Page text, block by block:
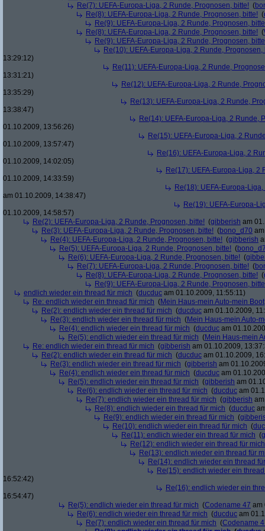
Re(7): UEFA-Europa-Liga, 2 Runde, Prognosen, bitte! (
Re(8): UEFA-Europa-Liga, 2 Runde, Prognosen, bitte! (
Re(9): UEFA-Europa-Liga, 2 Runde, Prognosen,
Re(8): UEFA-Europa-Liga, 2 Runde, Prognosen, bitte! (
Re(9): UEFA-Europa-Liga, 2 Runde, Prognosen,
Re(10): UEFA-Europa-Liga, 2 Runde, Prognosen,
13:29:12)
Re(11): UEFA-Europa-Liga, 2 Runde,
13:31:21)
Re(12): UEFA-Europa-Liga, 2 Runde,
13:35:29)
Re(13): UEFA-Europa-Liga, 2 Runde,
13:38:47)
Re(14): UEFA-Europa-Liga, 2 Runde,
01.10.2009, 13:56:26)
Re(15): UEFA-Europa-Liga, 2
01.10.2009, 13:57:47)
Re(16): UEFA-Europa-Liga, 2
01.10.2009, 14:02:05)
Re(17): UEFA-Europa-Liga, 2
01.10.2009, 14:33:59)
Re(18): UEFA-Europa-
am 01.10.2009, 14:38:47)
Re(19): UEFA-Europa-
01.10.2009, 14:58:57)
Re(2): UEFA-Europa-Liga, 2 Runde, Prognosen, bitte! (gibberish am
Re(3): UEFA-Europa-Liga, 2 Runde, Prognosen, bitte! (bono_d70
Re(4): UEFA-Europa-Liga, 2 Runde, Prognosen, bitte! (gibberish
Re(5): UEFA-Europa-Liga, 2 Runde, Prognosen, bitte! (
Re(6): UEFA-Europa-Liga, 2 Runde, Prognosen, bitte! (
Re(7): UEFA-Europa-Liga, 2 Runde, Prognosen, bitte! (
Re(8): UEFA-Europa-Liga, 2 Runde, Prognosen, bitte! (
Re(9): UEFA-Europa-Liga, 2 Runde, Prognosen,
endlich wieder ein thread für mich (ducduc am 01.10.2009, 11:55:11)
Re: endlich wieder ein thread für mich (Mein Haus-mein Auto-mein Boot
Re(2): endlich wieder ein thread für mich (ducduc am 01.10.2009,
Re(3): endlich wieder ein thread für mich (Mein Haus-mein Auto-
Re(4): endlich wieder ein thread für mich (ducduc am
Re(5): endlich wieder ein thread für mich (Mein Haus-mein
Re: endlich wieder ein thread für mich (gibberish am 01.10.2009,
Re(2): endlich wieder ein thread für mich (ducduc am 01.10.2009,
Re(3): endlich wieder ein thread für mich (gibberish am
Re(4): endlich wieder ein thread für mich (ducduc am
Re(5): endlich wieder ein thread für mich (gibberish am
Re(6): endlich wieder ein thread für mich (ducduc am
Re(7): endlich wieder ein thread für mich (gibberish
Re(8): endlich wieder ein thread für mich (ducduc
Re(9): endlich wieder ein thread für mich (
Re(10): endlich wieder ein thread für mich (
Re(11): endlich wieder ein thread für mich (
Re(12): endlich wieder ein thread für mich
Re(13): endlich wieder ein thread für
Re(14): endlich wieder ein thread
Re(15): endlich wieder ein
16:52:42)
Re(16): endlich wieder ein
16:54:47)
Re(5): endlich wieder ein thread für mich (Codename 47 am
Re(6): endlich wieder ein thread für mich (ducduc am
Re(7): endlich wieder ein thread für mich (Codename